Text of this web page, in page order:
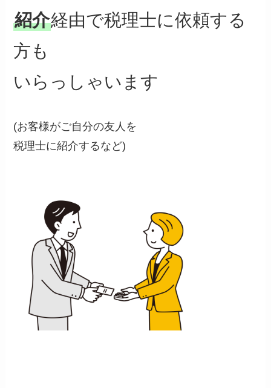
紹介経由で税理士に依頼する
方も
いらっしゃいます
(お客様がご自分の友人を
税理士に紹介するなど)